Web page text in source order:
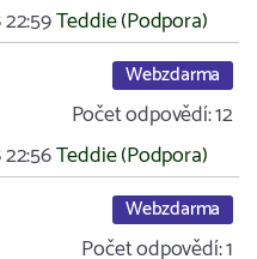
22:59Teddie (Podpora)
Webzdarma
Počet odpovědí:12
22:56Teddie (Podpora)
Webzdarma
Počet odpovědí:1